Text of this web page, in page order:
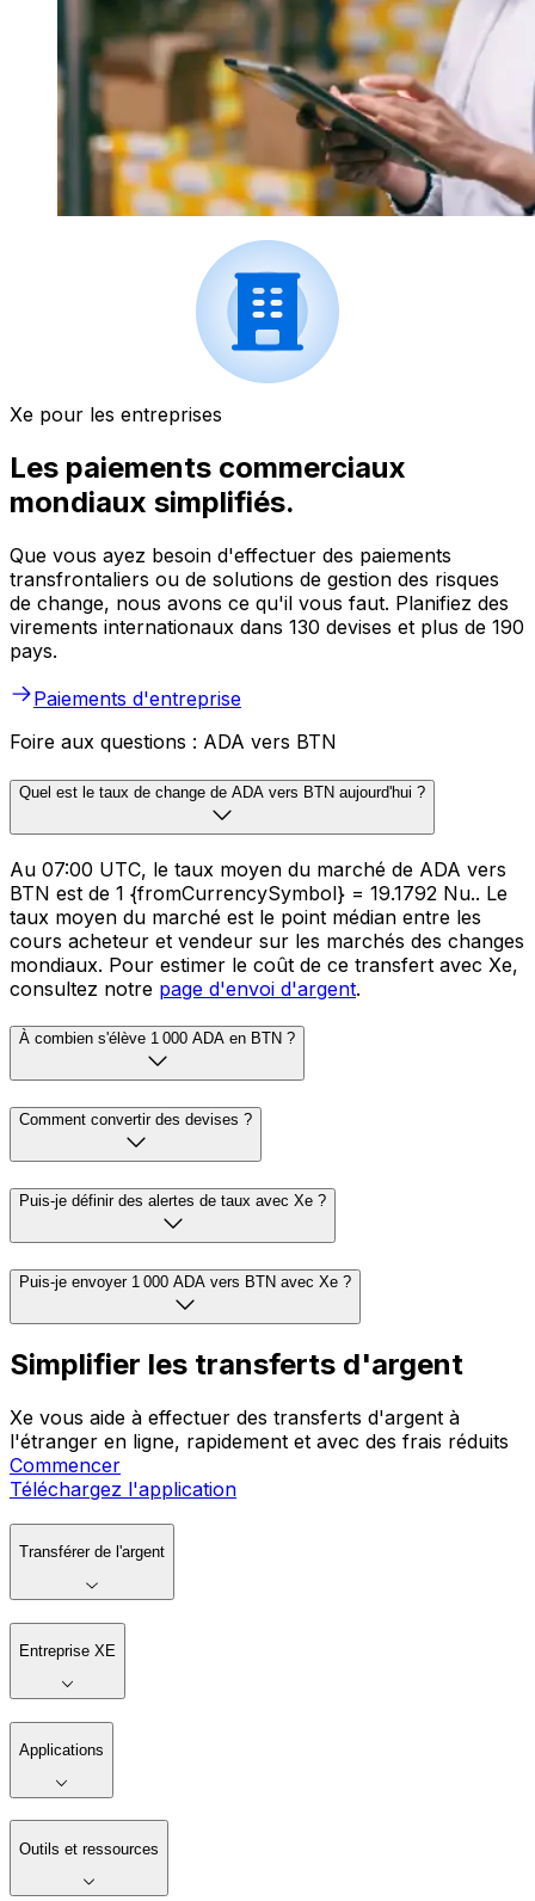
Xe pour les entreprises
Les paiements commerciaux
mondiaux simplifiés.
Que vous ayez besoin d'effectuer des paiements
transfrontaliers ou de solutions de gestion des risques
de change, nous avons ce qu'il vous faut. Planifiez des
virements internationaux dans 130 devises et plus de 190
pays.
Paiements d'entreprise
Foire aux questions : ADA vers BTN
Quel est le taux de change de ADA vers BTN aujourd'hui ?
Au 07:00 UTC, le taux moyen du marché de ADA vers
BTN est de 1 {fromCurrencySymbol} = 19.1792 Nu.. Le
taux moyen du marché est le point médian entre les
cours acheteur et vendeur sur les marchés des changes
mondiaux. Pour estimer le coût de ce transfert avec Xe,
consultez notre page d'envoi d'argent.
À combien s'élève 1 000 ADA en BTN ?
Comment convertir des devises ?
Puis-je définir des alertes de taux avec Xe ?
Puis-je envoyer 1 000 ADA vers BTN avec Xe ?
Simplifier les transferts d'argent
Xe vous aide à effectuer des transferts d'argent à
l'étranger en ligne, rapidement et avec des frais réduits
Commencer
Téléchargez l'application
Transférer de l'argent
Entreprise XE
Applications
Outils et ressources